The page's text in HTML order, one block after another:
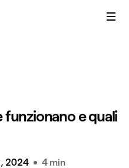
e quali
2024 4 min